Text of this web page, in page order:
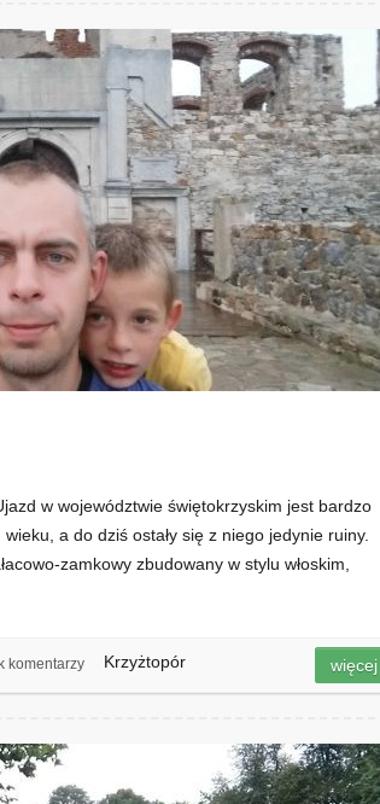
w województwie świętokrzyskim jest bardzo
a do dziś ostały się z niego jedynie ruiny.
zamkowy zbudowany w stylu włoskim,
komentarzy Krzyżtopór więcej